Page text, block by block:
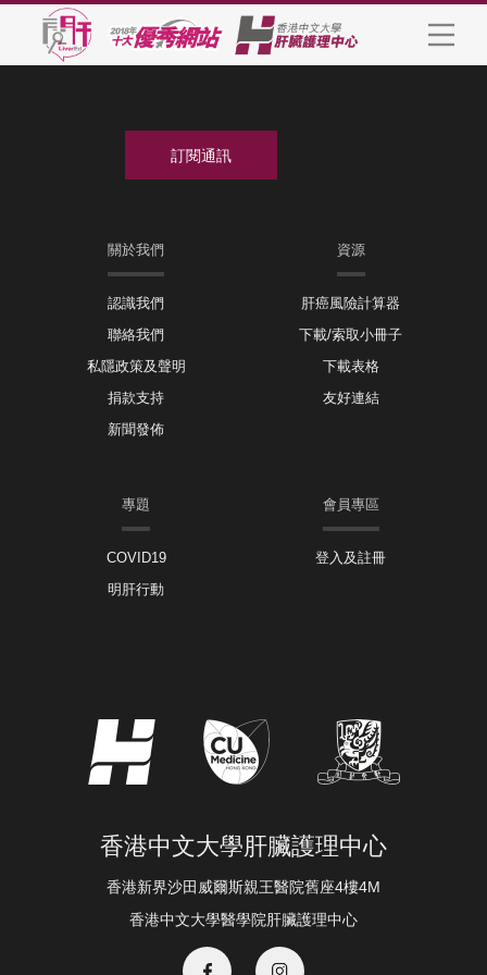
關於我們
認識我們
聯絡我們
私隱政策及聲明
捐款支持
新聞發佈
資源
肝癌風險計算器
下載/索取小冊子
下載表格
友好連結
專題
COVID19
明肝行動
會員專區
登入及註冊
香港中文大學肝臟護理中心
香港新界沙田威爾斯親王醫院舊座4樓4M
香港中文大學醫學院肝臟護理中心